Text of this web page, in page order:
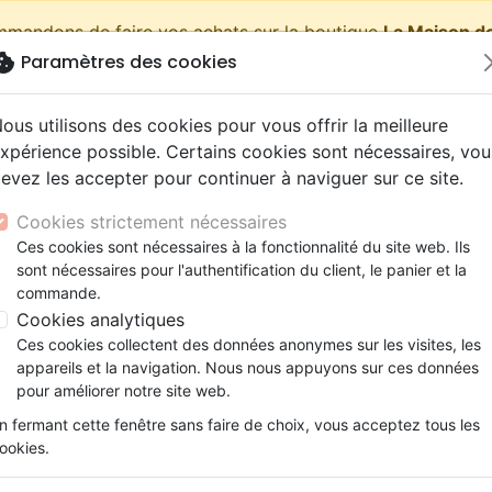
de faire vos achats sur la boutiqueLa Maison
Testaments
Etude biblique
NEG
Darby
Bandes dessinées
Santé
Ethique, société, politique
Couple
Découverte de la foi
Psychologie
Apologétique
ans
Adolescents, jeunes
Latino, Folk
Soul
Rap, Hip-hop
Hardrock, Métal
Pop, Rock
animés
conférences
Films, fiction
Jeux
spirituelle Trouver sa joie en Dieu - 3 habitudes
Trouver sa joie en Dieu
3 habitudes spirituelles pour
Auteur :David Mathis
RéférenceBLF7179 EAN 9782386571794
Paramètres des cookies
utilisons des cookies pour vous offrir la meilleure
possible. Certains cookies sont nécessaires,
les accepter pour continuer à naviguer sur ce site.
Cookies strictement nécessaires
Ces cookies sont nécessaires à la fonctionnalité du site web. Ils
sont nécessaires pour l'authentification du client, le panier et la
commande.
Cookies analytiques
Ces cookies collectent des données anonymes sur les visites, les
appareils et la navigation. Nous nous appuyons sur ces données
pour améliorer notre site web.
fermant cette fenêtre sans faire de choix, vous acceptez tous les